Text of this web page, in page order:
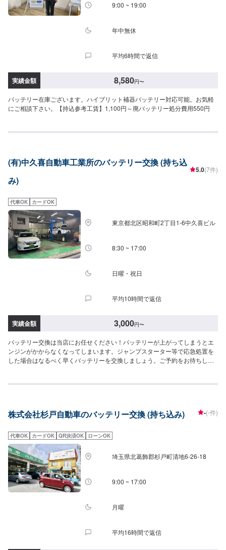
9:00 ~ 19:00
年中無休
平均6時間で返信
実績金額 8,580円〜
バッテリー在庫ございます。ハイブリット補器バッテリー対応可能。お気軽
にご相談下さい。【持込参考工賃】1,100円～廃バッテリー処分費用550円
(有)中久喜自動車工業所のバッテリー交換 (持ち込
み)
5.0(7件)
代車OK カードOK
東京都北区昭和町2丁目1-6中久喜ビル
8:30 ~ 17:00
日曜・祝日
平均10時間で返信
実績金額 3,000円〜
バッテリー交換は当店にお任せください！バッテリーが上がってしまうとエ
ンジンがかからなくなってしまいます。ジャンプスターター等で応急処置を
した場合はなるべく早くバッテリーを交換しましょう。ご予約をお待ちして
株式会社杉戸自動車のバッテリー交換 (持ち込み) -(-件)
代車OK カードOK QR決済OK ローンOK
埼玉県北葛飾郡杉戸町清地6-26-18
9:00 ~ 17:00
月曜
平均16時間で返信